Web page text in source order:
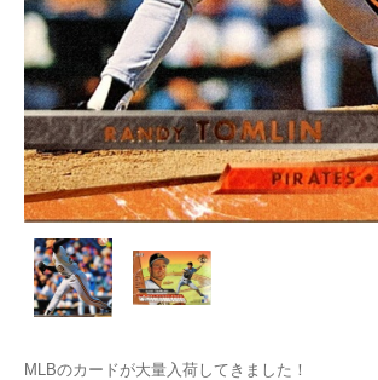
MLBのカードが大量入荷してきました！